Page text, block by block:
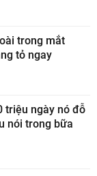
trong mắt
tỏ ngay
triệu ngày nó đỗ
nói trong bữa